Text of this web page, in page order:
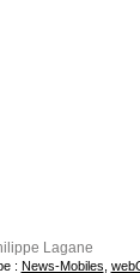
Lagane
: News-Mobiles